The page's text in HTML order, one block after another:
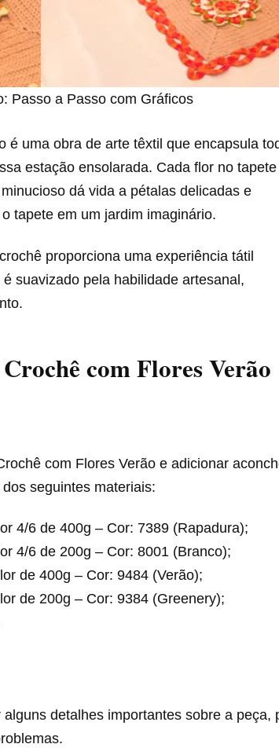
Passo a Passo com Gráficos
é uma obra de arte têxtil que encapsula
estação ensolarada. Cada flor no tapete
dá vida a pétalas delicadas e
tapete em um jardim imaginário.
proporciona uma experiência tátil
suavizado pela habilidade artesanal,
com Flores Verão
com Flores Verão e adicionar
seguintes materiais:
4/6 de 400g – Cor: 7389 (Rapadura);
4/6 de 200g – Cor: 8001 (Branco);
de 400g – Cor: 9484 (Verão);
de 200g – Cor: 9384 (Greenery);
detalhes importantes sobre a peça,